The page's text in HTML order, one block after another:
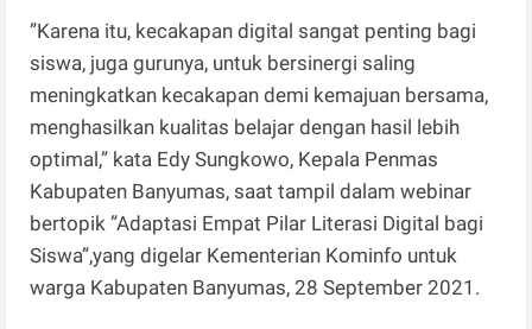
”Karena itu, kecakapan digital sangat penting bagi
siswa, juga gurunya, untuk bersinergi saling
meningkatkan kecakapan demi kemajuan bersama,
menghasilkan kualitas belajar dengan hasil lebih
optimal,” kata Edy Sungkowo, Kepala Penmas
Kabupaten Banyumas, saat tampil dalam webinar
bertopik ”Adaptasi Empat Pilar Literasi Digital bagi
Siswa”,yang digelar Kementerian Kominfo untuk
warga Kabupaten Banyumas, 28 September 2021.